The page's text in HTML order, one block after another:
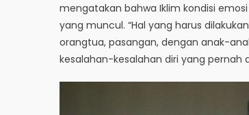
mengatakan bahwa Iklim kondisi
yang muncul. “Hal yang harus
orangtua, pasangan, dengan anak-
kesalahan-kesalahan diri yang pernah